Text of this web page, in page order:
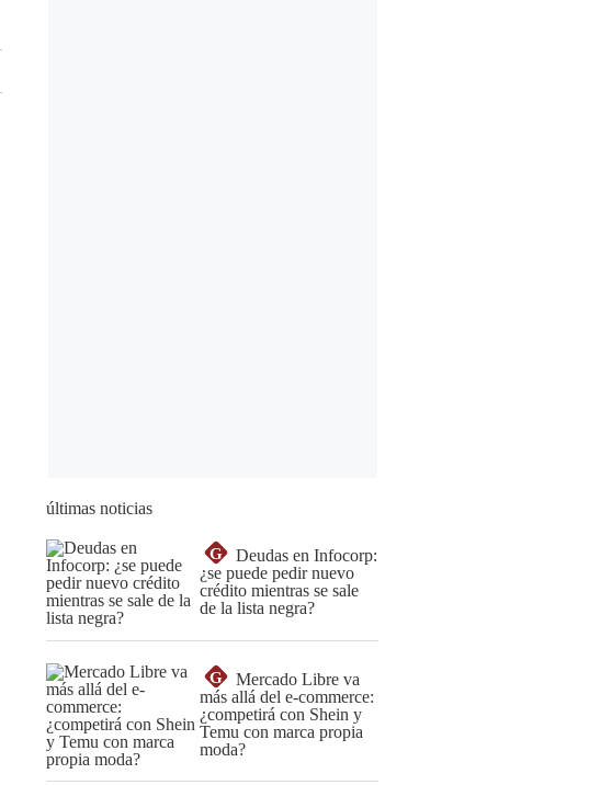
últimas noticias
G
Deudas en Infocorp:
¿se puede pedir nuevo
crédito mientras se sale
de la lista negra?
G
Mercado Libre va
más allá del e-commerce:
¿competirá con Shein y
Temu con marca propia
moda?